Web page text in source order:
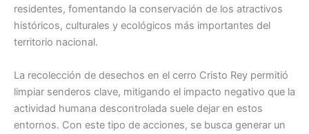
residentes, fomentando la conservación de los atractivos
históricos, culturales y ecológicos más importantes del
territorio nacional.
La recolección de desechos en el cerro Cristo Rey permitió
limpiar senderos clave, mitigando el impacto negativo que la
actividad humana descontrolada suele dejar en estos
entornos. Con este tipo de acciones, se busca generar un